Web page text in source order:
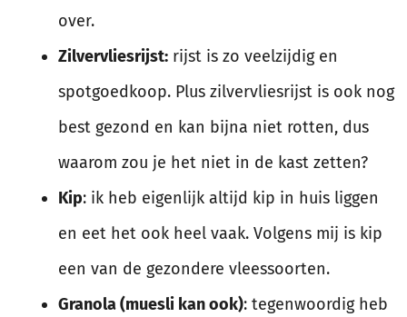
over.
Zilvervliesrijst: rijst is zo veelzijdig en
spotgoedkoop. Plus zilvervliesrijst is ook nog
best gezond en kan bijna niet rotten, dus
waarom zou je het niet in de kast zetten?
Kip: ik heb eigenlijk altijd kip in huis liggen
en eet het ook heel vaak. Volgens mij is kip
een van de gezondere vleessoorten.
Granola (muesli kan ook): tegenwoordig heb